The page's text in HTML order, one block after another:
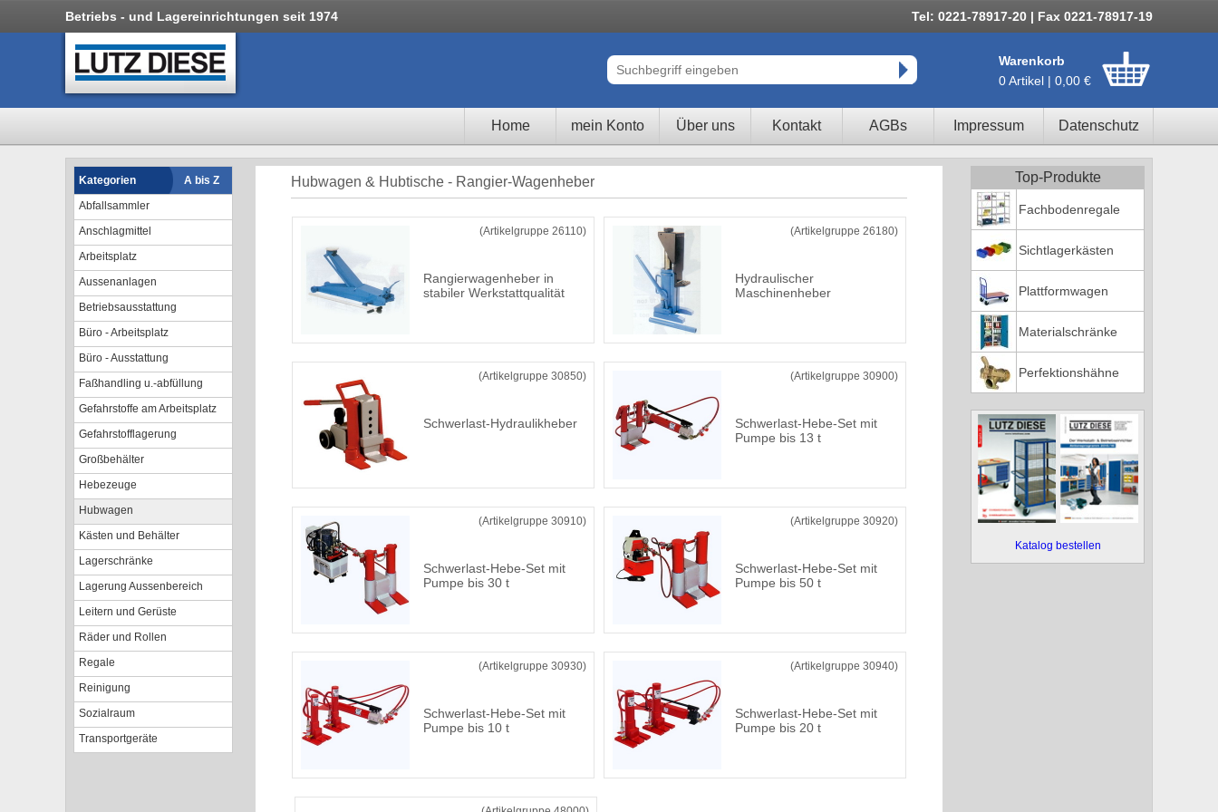
Betriebs - und Lagereinrichtungen seit 1974 Tel: 0221-78917-20 | Fax 0221-78917-19
Warenkorb
0 Artikel | 0,00 €
Home mein Konto Über uns Kontakt AGBs Impressum Datenschutz
Kategorien
A bis Z
Abfallsammler
Anschlagmittel
Arbeitsplatz
Aussenanlagen
Betriebsausstattung
Büro - Arbeitsplatz
Büro - Ausstattung
Faßhandling u.-abfüllung
Gefahrstoffe am Arbeitsplatz
Gefahrstofflagerung
Großbehälter
Hebezeuge
Hubwagen
Kästen und Behälter
Lagerschränke
Lagerung Aussenbereich
Leitern und Gerüste
Räder und Rollen
Regale
Reinigung
Sozialraum
Transportgeräte
Hubwagen & Hubtische - Rangier-Wagenheber
(Artikelgruppe 26110)
Rangierwagenheber in
stabiler Werkstattqualität
(Artikelgruppe 26180)
Hydraulischer
Maschinenheber
(Artikelgruppe 30850)
Schwerlast-Hydraulikheber
(Artikelgruppe 30900)
Schwerlast-Hebe-Set mit
Pumpe bis 13 t
(Artikelgruppe 30910)
Schwerlast-Hebe-Set mit
Pumpe bis 30 t
(Artikelgruppe 30920)
Schwerlast-Hebe-Set mit
Pumpe bis 50 t
(Artikelgruppe 30930)
Schwerlast-Hebe-Set mit
Pumpe bis 10 t
(Artikelgruppe 30940)
Schwerlast-Hebe-Set mit
Pumpe bis 20 t
Top-Produkte
Fachbodenregale
Sichtlagerkästen
Plattformwagen
Materialschränke
Perfektionshähne
Katalog bestellen